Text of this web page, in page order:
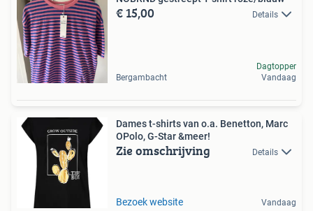
€ 15,00 Details
Bergambacht
Dagtopper
Vandaag
Dames t-shirts van o.a. Benetton, Marc
OPolo, G-Star &meer!
Zie omschrijving Details
Bezoek website Vandaag